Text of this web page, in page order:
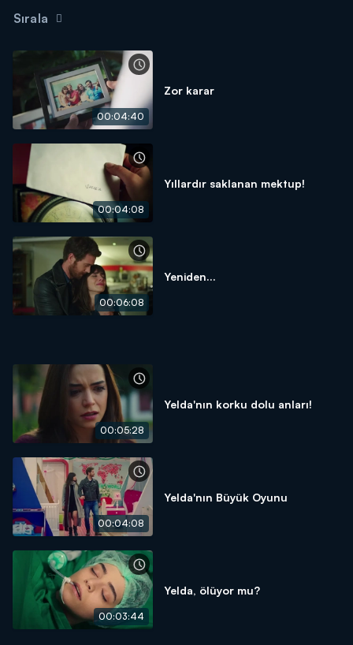
Sırala
00:04:40
Zor karar
00:04:08
Yıllardır saklanan mektup!
00:06:08
Yeniden...
00:05:28
Yelda'nın korku dolu anları!
00:04:08
Yelda'nın Büyük Oyunu
00:03:44
Yelda, ölüyor mu?